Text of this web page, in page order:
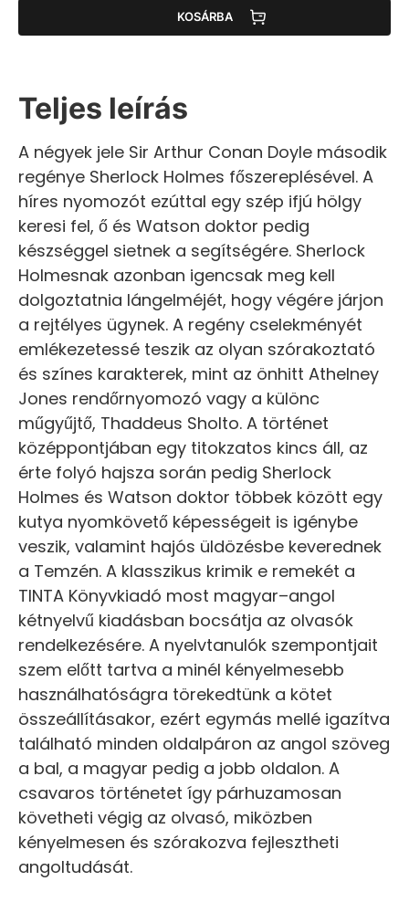
KOSÁRBA
Teljes leírás
A négyek jele Sir Arthur Conan Doyle második
regénye Sherlock Holmes főszereplésével. A
híres nyomozót ezúttal egy szép ifjú hölgy
keresi fel, ő és Watson doktor pedig
készséggel sietnek a segítségére. Sherlock
Holmesnak azonban igencsak meg kell
dolgoztatnia lángelméjét, hogy végére járjon
a rejtélyes ügynek. A regény cselekményét
emlékezetessé teszik az olyan szórakoztató
és színes karakterek, mint az önhitt Athelney
Jones rendőrnyomozó vagy a különc
műgyűjtő, Thaddeus Sholto. A történet
középpontjában egy titokzatos kincs áll, az
érte folyó hajsza során pedig Sherlock
Holmes és Watson doktor többek között egy
kutya nyomkövető képességeit is igénybe
veszik, valamint hajós üldözésbe keverednek
a Temzén. A klasszikus krimik e remekét a
TINTA Könyvkiadó most magyar–angol
kétnyelvű kiadásban bocsátja az olvasók
rendelkezésére. A nyelvtanulók szempontjait
szem előtt tartva a minél kényelmesebb
használhatóságra törekedtünk a kötet
összeállításakor, ezért egymás mellé igazítva
található minden oldalpáron az angol szöveg
a bal, a magyar pedig a jobb oldalon. A
csavaros történetet így párhuzamosan
követheti végig az olvasó, miközben
kényelmesen és szórakozva fejlesztheti
angoltudását.